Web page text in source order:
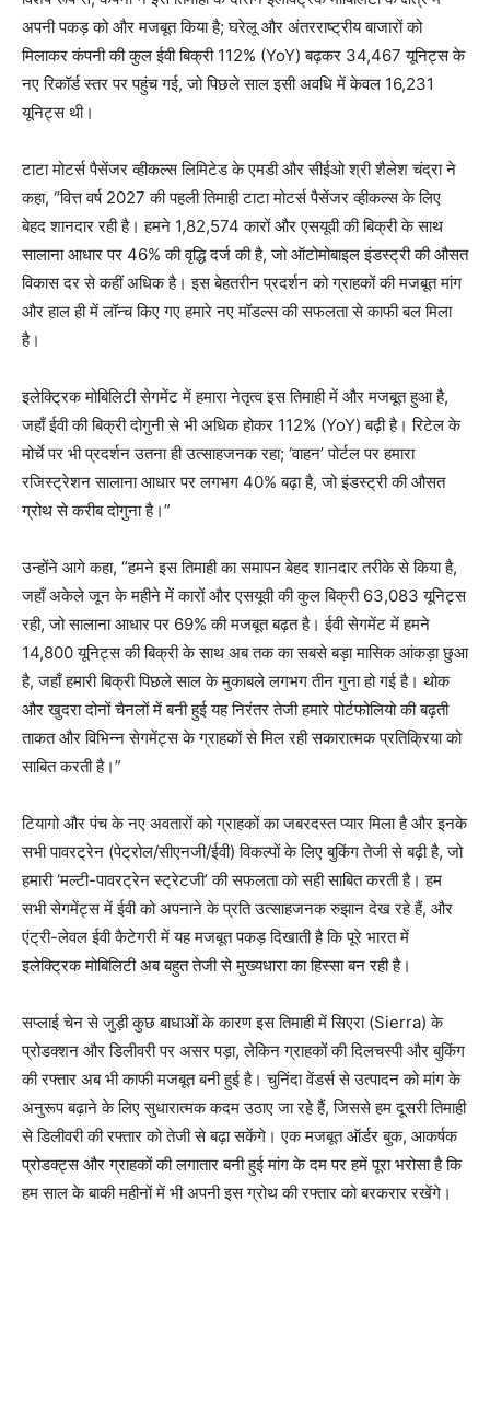
अपनी पकड़ को और मजबूत किया है; घरेलू और अंतरराष्ट्रीय बाजारों को
मिलाकर कंपनी की कुल ईवी बिक्री 112% (YoY) बढ़कर 34,467 यूनिट्स के
नए रिकॉर्ड स्तर पर पहुंच गई, जो पिछले साल इसी अवधि में केवल 16,231
यूनिट्स थी।
टाटा मोटर्स पैसेंजर व्हीकल्स लिमिटेड के एमडी और सीईओ श्री शैलेश चंद्रा ने
कहा, “वित्त वर्ष 2027 की पहली तिमाही टाटा मोटर्स पैसेंजर व्हीकल्स के लिए
बेहद शानदार रही है। हमने 1,82,574 कारों और एसयूवी की बिक्री के साथ
सालाना आधार पर 46% की वृद्धि दर्ज की है, जो ऑटोमोबाइल इंडस्ट्री की औसत
विकास दर से कहीं अधिक है। इस बेहतरीन प्रदर्शन को ग्राहकों की मजबूत मांग
और हाल ही में लॉन्च किए गए हमारे नए मॉडल्स की सफलता से काफी बल मिला
है।
इलेक्ट्रिक मोबिलिटी सेगमेंट में हमारा नेतृत्व इस तिमाही में और मजबूत हुआ है,
जहाँ ईवी की बिक्री दोगुनी से भी अधिक होकर 112% (YoY) बढ़ी है। रिटेल के
मोर्चे पर भी प्रदर्शन उतना ही उत्साहजनक रहा; ‘वाहन’ पोर्टल पर हमारा
रजिस्ट्रेशन सालाना आधार पर लगभग 40% बढ़ा है, जो इंडस्ट्री की औसत
ग्रोथ से करीब दोगुना है।”
उन्होंने आगे कहा, “हमने इस तिमाही का समापन बेहद शानदार तरीके से किया है,
जहाँ अकेले जून के महीने में कारों और एसयूवी की कुल बिक्री 63,083 यूनिट्स
रही, जो सालाना आधार पर 69% की मजबूत बढ़त है। ईवी सेगमेंट में हमने
14,800 यूनिट्स की बिक्री के साथ अब तक का सबसे बड़ा मासिक आंकड़ा छुआ
है, जहाँ हमारी बिक्री पिछले साल के मुकाबले लगभग तीन गुना हो गई है। थोक
और खुदरा दोनों चैनलों में बनी हुई यह निरंतर तेजी हमारे पोर्टफोलियो की बढ़ती
ताकत और विभिन्न सेगमेंट्स के ग्राहकों से मिल रही सकारात्मक प्रतिक्रिया को
साबित करती है।”
टियागो और पंच के नए अवतारों को ग्राहकों का जबरदस्त प्यार मिला है और इनके
सभी पावरट्रेन (पेट्रोल/सीएनजी/ईवी) विकल्पों के लिए बुकिंग तेजी से बढ़ी है, जो
हमारी ‘मल्टी-पावरट्रेन स्ट्रेटजी’ की सफलता को सही साबित करती है। हम
सभी सेगमेंट्स में ईवी को अपनाने के प्रति उत्साहजनक रुझान देख रहे हैं, और
एंट्री-लेवल ईवी कैटेगरी में यह मजबूत पकड़ दिखाती है कि पूरे भारत में
इलेक्ट्रिक मोबिलिटी अब बहुत तेजी से मुख्यधारा का हिस्सा बन रही है।
सप्लाई चेन से जुड़ी कुछ बाधाओं के कारण इस तिमाही में सिएरा (Sierra) के
प्रोडक्शन और डिलीवरी पर असर पड़ा, लेकिन ग्राहकों की दिलचस्पी और बुकिंग
की रफ्तार अब भी काफी मजबूत बनी हुई है। चुनिंदा वेंडर्स से उत्पादन को मांग के
अनुरूप बढ़ाने के लिए सुधारात्मक कदम उठाए जा रहे हैं, जिससे हम दूसरी तिमाही
से डिलीवरी की रफ्तार को तेजी से बढ़ा सकेंगे। एक मजबूत ऑर्डर बुक, आकर्षक
प्रोडक्ट्स और ग्राहकों की लगातार बनी हुई मांग के दम पर हमें पूरा भरोसा है कि
हम साल के बाकी महीनों में भी अपनी इस ग्रोथ की रफ्तार को बरकरार रखेंगे।